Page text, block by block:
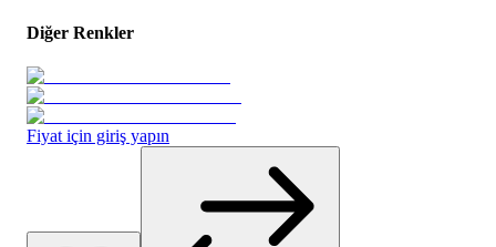
Diğer Renkler
Fiyat için giriş yapın